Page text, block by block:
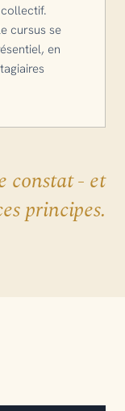
cursus se
en
constat - et
principes.